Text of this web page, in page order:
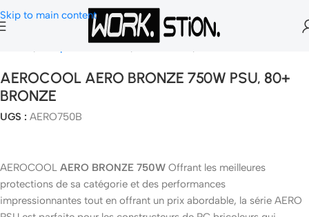
Skip to main content
Composants Gamer Alimentation
AEROCOOL AERO BRONZE 750W PSU, 80+
BRONZE
UGS : AERO750B
AEROCOOL AERO BRONZE 750W Offrant les meilleures
protections de sa catégorie et des performances
impressionnantes tout en offrant un prix abordable, la série AERO